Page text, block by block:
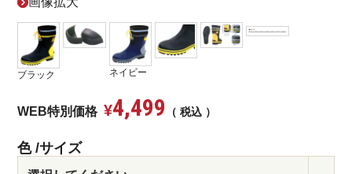
ブラック ネイビー
WEB特別価格 ¥4,499 税込
色 サイズ